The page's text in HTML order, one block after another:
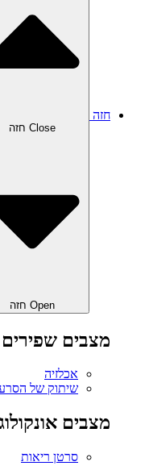
חזה
Close חזה
Open חזה
מצבים שפירים
אכלזיה
שיתוק של
מצבים
סרטן ריאות